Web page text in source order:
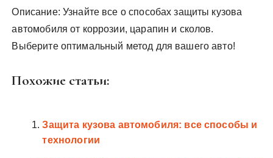
Описание: Узнайте все о способах защиты кузова
автомобиля от коррозии, царапин и сколов.
Выберите оптимальный метод для вашего авто!
Похожие статьи:
Защита кузова автомобиля: все способы и
технологии